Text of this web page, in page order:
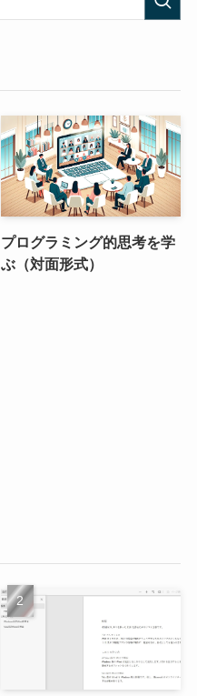
プログラミング的思考を学
ぶ（対面形式）